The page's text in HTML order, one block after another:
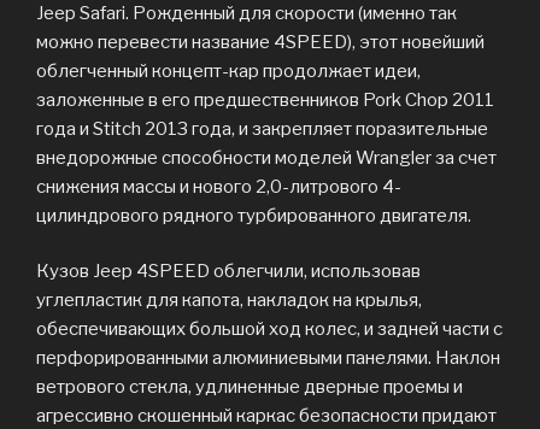
Jeep Safari. Рожденный для скорости (именно так
можно перевести название 4SPEED), этот новейший
облегченный концепт-кар продолжает идеи,
заложенные в его предшественников Pork Chop 2011
года и Stitch 2013 года, и закрепляет поразительные
внедорожные способности моделей Wrangler за счет
снижения массы и нового 2,0-литрового 4-
цилиндрового рядного турбированного двигателя.
Кузов Jeep 4SPEED облегчили, использовав
углепластик для капота, накладок на крылья,
обеспечивающих большой ход колес, и задней части с
перфорированными алюминиевыми панелями. Наклон
ветрового стекла, удлиненные дверные проемы и
агрессивно скошенный каркас безопасности придают